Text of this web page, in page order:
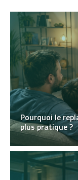
Pourquoi le
plus pratique ?